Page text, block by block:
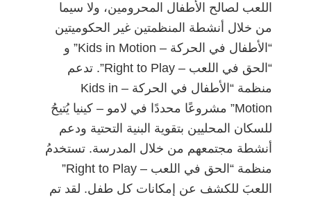
اللعب لصالح الأطفال المحرومين، ولا سيما
من خلال أنشطة المنظمتين غير الحكوميتين
“الأطفال في الحركة – Kids in Motion” و
“الحق في اللعب – Right to Play”. تدعم
منظمة “الأطفال في الحركة – Kids in
Motion” مشروعًا محددًا في لامو – كينيا يُتيحُ
للسكان المحليين بتقوية البنية التحتية ودعم
أنشطة مجتمعهم من خلال المدرسة. تستخدمُ
منظمة “الحق في اللعب – Right to Play”
اللعبَ للكشف عن إمكانات كل طفل. لقد تم